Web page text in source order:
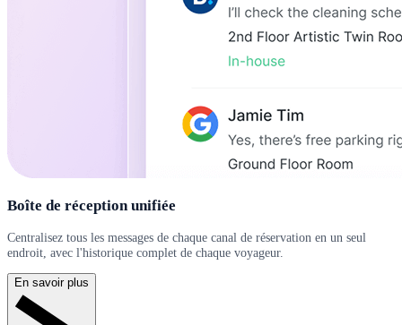
Boîte de réception unifiée
Centralisez tous les messages de chaque canal de réservation en un seul
endroit, avec l'historique complet de chaque voyageur.
En savoir plus